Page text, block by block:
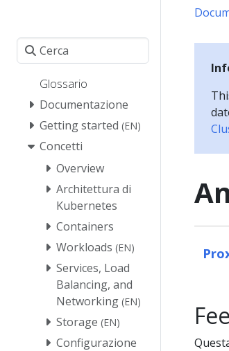
Glossario
Documentazione
Getting started (EN)
Concetti
Overview
Architettura di
Kubernetes
Containers
Workloads (EN)
Services, Load
Balancing, and
Networking (EN)
Storage (EN)
Configurazione